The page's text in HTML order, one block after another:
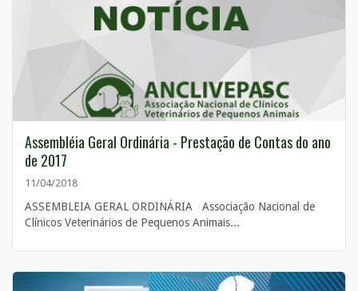
Assembléia Geral Ordinária - Prestação de Contas do ano
de 2017
11/04/2018
ASSEMBLEIA GERAL ORDINÁRIA Associação Nacional de
Clínicos Veterinários de Pequenos Animais...